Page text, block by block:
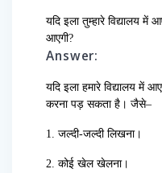
यदि इला तुम्हारे विद्यालय में
आएगी?
Answer:
यदि इला हमारे विद्यालय में
करना पड़ सकता है। जैसे–
1. जल्दी-जल्दी लिखना।
2. कोई खेल खेलना।